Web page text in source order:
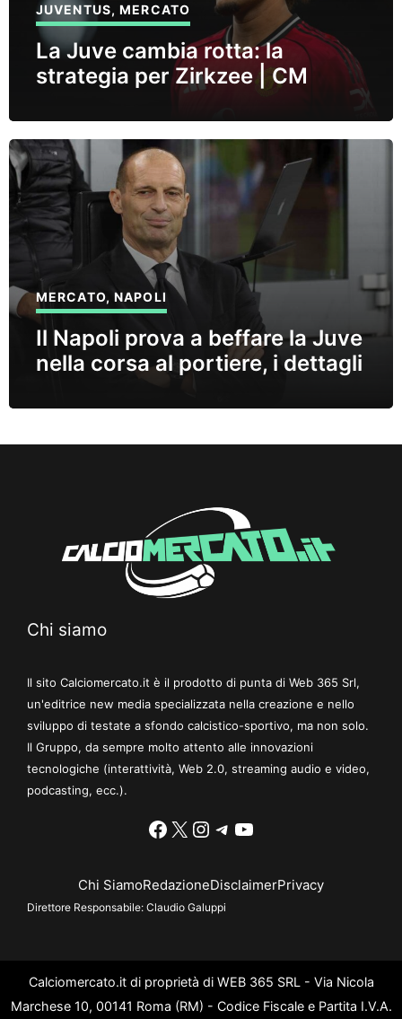
JUVENTUS,MERCATO
La Juve cambia rotta: la
strategia per Zirkzee | CM
MERCATO, NAPOLI
Il Napoli prova a beffare la Juve
nella corsa al portiere, i dettagli
Chi siamo
Il sito Calciomercato.it è il prodotto di punta di Web 365 Srl,
un'editrice new media specializzata nella creazione e nello
sviluppo di testate a sfondo calcistico-sportivo, ma non solo.
Il Gruppo, da sempre molto attento alle innovazioni
tecnologiche (interattività, Web 2.0, streaming audio e video,
podcasting, ecc.).
Facebook
X Instagram
Telegram
YouTube
Chi SiamoRedazioneDisclaimerPrivacy
Direttore Responsabile: Claudio Galuppi
Calciomercato.it di proprietà di WEB 365 SRL - Via Nicola
Marchese 10, 00141 Roma (RM) - Codice Fiscale e Partita I.V.A.